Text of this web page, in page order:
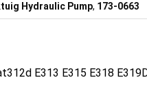
Hydraulic Pump, 173-0663
E313 E315 E318